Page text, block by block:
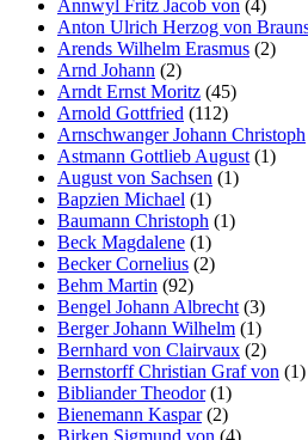
Annwyl Fritz Jacob von (4)
Anton Ulrich Herzog von
Arends Wilhelm Erasmus (2)
Arnd Johann (2)
Arndt Ernst Moritz (45)
Arnold Gottfried (112)
Arnschwanger Johann Christoph
Astmann Gottlieb August (1)
August von Sachsen (1)
Bapzien Michael (1)
Baumann Christoph (1)
Beck Magdalene (1)
Becker Cornelius (2)
Behm Martin (92)
Bengel Johann Albrecht (3)
Berger Johann Wilhelm (1)
Bernhard von Clairvaux (2)
Bernstorff Christian Graf von (1)
Bibliander Theodor(1)
Bienemann Kaspar(2)
Birken Sigmund von (4)